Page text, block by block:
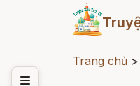
Trang chủ >